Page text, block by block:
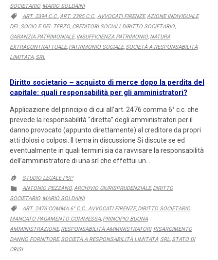
SOCIETARIO MARIO SOLDAINI

CATEGORY
ART. 2394 C.C. ART. 2395 C.C. AVVOCATI FIRENZE,AZIONE INDIVIDUALE
DEL SOCIO E DEL TERZO CREDITORI SOCIALI, DIRITTO SOCIETARIO
GARANZIA PATRIMONIALE, INSUFFICIENZA PATRIMONIO NATURA
EXTRACONTRATTUALE, PATRIMONIO SOCIALE, SOCIETÀ A RESPONSABILITÀ
LIMITATA SRL
Diritto societario – acquisto di merce dopo la perdita del
capitale: quali responsabilità per gli amministratori?
Applicazione del principio di cui all’art. 2476 comma 6° c.c. che
prevede la responsabilità “diretta” degli amministratori per il
danno provocato (appunto direttamente) al creditore da propri
atti dolosi o colposi. Il tema in discussione Si discute se ed
eventualmente in quali termini sia da ravvisare la responsabilità
dell’amministratore di una srl che effettui un…

STUDIO LEGALE PSP

CATEGORY
ANTONIO PEZZANO ARCHIVIO GIURISPRUDENZIALE, DIRITTO
SOCIETARIO MARIO SOLDAINI

CATEGORY
ART. 2476 COMMA 6° C.C. AVVOCATI FIRENZE, DIRITTO SOCIETARIO
MANCATO PAGAMENTO COMMESSA PRINCIPIO BUONA
AMMINISTRAZIONE, RESPONSABILITÀ AMMINISTRATORI, RISARCIMENTO
DANNO FORNITORE, SOCIETÀ A RESPONSABILITÀ LIMITATA SRL STATO DI
CRISI